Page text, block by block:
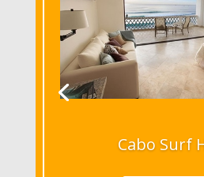
Cabo Surf